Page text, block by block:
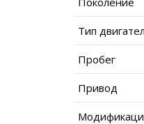
Тип
Пробег
Привод